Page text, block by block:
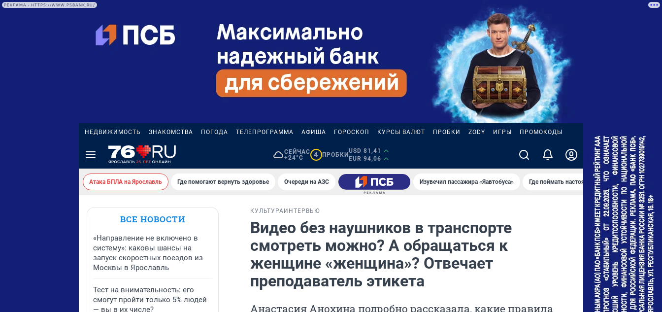
РЕКЛАМА • HTTPS://WWW.PSBANK.RU/
НЕДВИЖИМОСТЬ ЗНАКОМСТВА ПОГОДА ТЕЛЕПРОГРАММА АФИША ГОРОСКОП КУРСЫ ВАЛЮТ ПРОБКИ ZODY ИГРЫ ПРОМОКОДЫ
СЕЙЧАС
+24°C
4 ПРОБКИ
USD 81,41
EUR 94,06
Атака БПЛА на Ярославль Где помогают вернуть здоровье Очереди на АЗС Изувечил пассажира «Яавтобуса» Где поймать настоящее лето Пожар на
ВСЕ НОВОСТИ
«Направление не включено в
систему»: каковы шансы на
запуск скоростных поездов из
Москвы в Ярославль
Тест на внимательность: его
смогут пройти только 5% людей
— вы в их числе?
КУЛЬТУРА ИНТЕРВЬЮ
Видео без наушников в транспорте
смотреть можно? А обращаться к
женщине «женщина»? Отвечает
преподаватель этикета
Анастасия Анохина подробно рассказала, какие правила